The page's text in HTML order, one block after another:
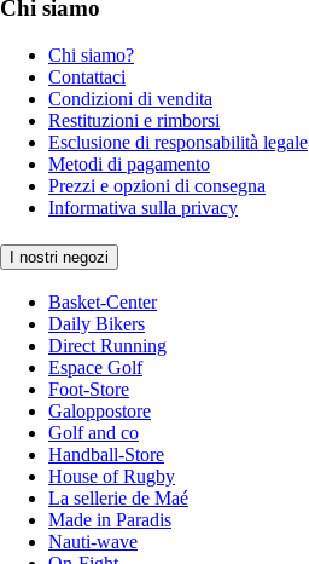
Chi siamo
Chi siamo?
Contattaci
Condizioni di vendita
Restituzioni e rimborsi
Esclusione di responsabilità legale
Metodi di pagamento
Prezzi e opzioni di consegna
Informativa sulla privacy
I nostri negozi
Basket-Center
Daily Bikers
Direct Running
Espace Golf
Foot-Store
Galoppostore
Golf and co
Handball-Store
House of Rugby
La sellerie de Maé
Made in Paradis
Nauti-wave